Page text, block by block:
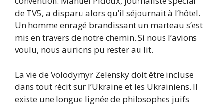
de TV5, a disparu alors qu’il séjournait à l’hôtel.
Un homme enragé brandissant un marteau s’est
mis en travers de notre chemin. Si nous l’avions
voulu, nous aurions pu rester au lit.
La vie de Volodymyr Zelensky doit être incluse
dans tout récit sur l’Ukraine et les Ukrainiens. Il
existe une longue lignée de philosophes juifs